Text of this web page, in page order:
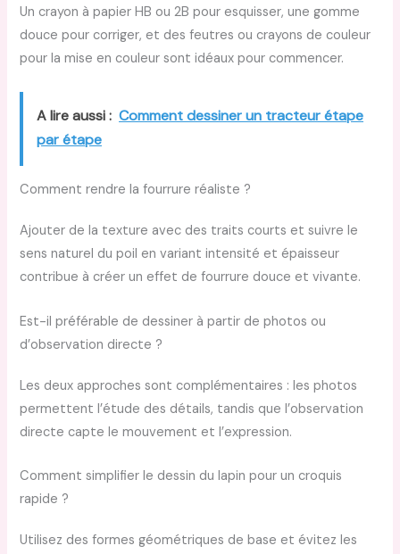
Un crayon à papier HB ou 2B pour esquisser, une gomme
douce pour corriger, et des feutres ou crayons de couleur
pour la mise en couleur sont idéaux pour commencer.
A lire aussi : Comment dessiner un tracteur étape
par étape
Comment rendre la fourrure réaliste ?
Ajouter de la texture avec des traits courts et suivre le
sens naturel du poil en variant intensité et épaisseur
contribue à créer un effet de fourrure douce et vivante.
Est-il préférable de dessiner à partir de photos ou
d’observation directe ?
Les deux approches sont complémentaires : les photos
permettent l’étude des détails, tandis que l’observation
directe capte le mouvement et l’expression.
Comment simplifier le dessin du lapin pour un croquis
rapide ?
Utilisez des formes géométriques de base et évitez les